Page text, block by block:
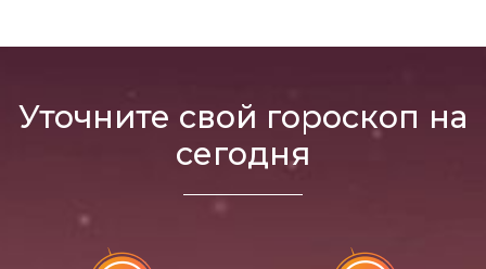
Уточните свой гороскоп на
сегодня